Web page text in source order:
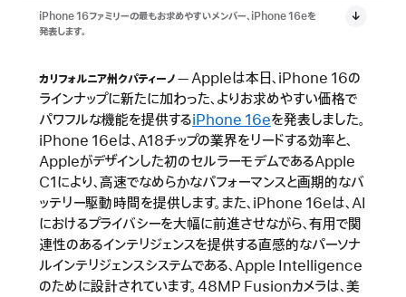
iPhone 16ファミリーの最もお求めやすいメンバー、iPhone 16eを
発表します。
カリフォルニア州クパティーノ
Appleは本日、iPhone 16の
ラインナップに新たに加わった、よりお求めやすい価格で
パワフルな機能を提供するiPhone 16eを発表しました。
iPhone 16eは、A18チップの業界をリードする効率と、
Appleがデザインした初のセルラーモデムであるApple
C1により、高速でなめらかなパフォーマンスと画期的なバ
ッテリー駆動時間を提供します。また、iPhone 16eは、AI
におけるプライバシーを大幅に前進させながら、有用で関
連性のあるインテリジェンスを提供する直感的なパーソナ
ルインテリジェンスシステムである、Apple Intelligence
のために設計されています。48MP Fusionカメラは、美